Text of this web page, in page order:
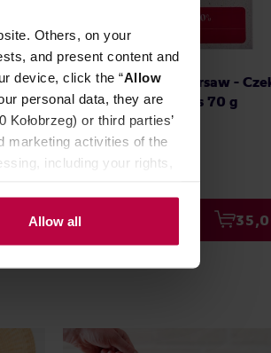
Others, on your
and present content and
device, click the “Allow
personal data, they are
or third parties’
marketing activities of the
including your rights,
Allow all
zł
chocoTales of Warsaw -
70% Peru Lagunas 70 g